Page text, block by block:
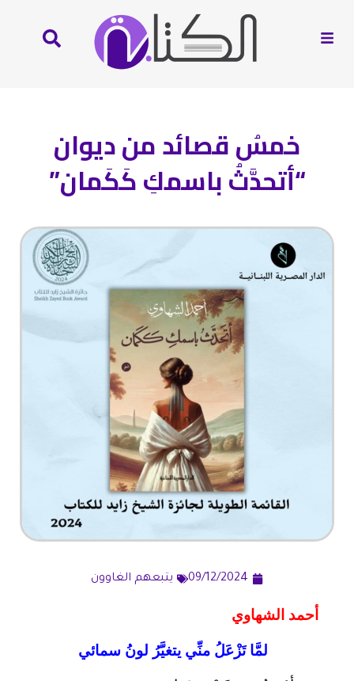
خمسُ قصائد من ديوان
“أتحدَّثُ باسمكِ كَكَمان”
09/12/2024 يتبعهم الغاوون
أحمد الشهاوي
لمَّا تَزْعَلُ منِّي يتغيَّرُ لونُ سمائي